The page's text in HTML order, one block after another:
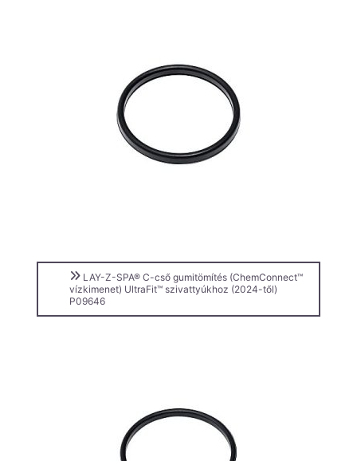
LAY-Z-SPA® C-cső gumitömítés (ChemConnect™
vízkimenet) UltraFit™ szivattyúkhoz (2024-től)
P09646